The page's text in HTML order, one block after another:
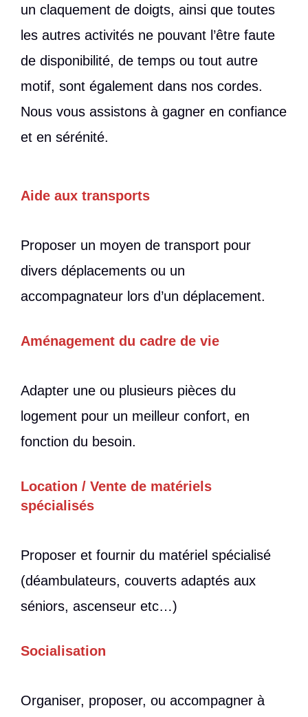
un claquement de doigts, ainsi que toutes
les autres activités ne pouvant l’être faute
de disponibilité, de temps ou tout autre
motif, sont également dans nos cordes.
Nous vous assistons à gagner en confiance
et en sérénité.
Aide aux transports
Proposer un moyen de transport pour
divers déplacements ou un
accompagnateur lors d’un déplacement.
Aménagement du cadre de vie
Adapter une ou plusieurs pièces du
logement pour un meilleur confort, en
fonction du besoin.
Location / Vente de matériels
spécialisés
Proposer et fournir du matériel spécialisé
(déambulateurs, couverts adaptés aux
séniors, ascenseur etc…)
Socialisation
Organiser, proposer, ou accompagner à